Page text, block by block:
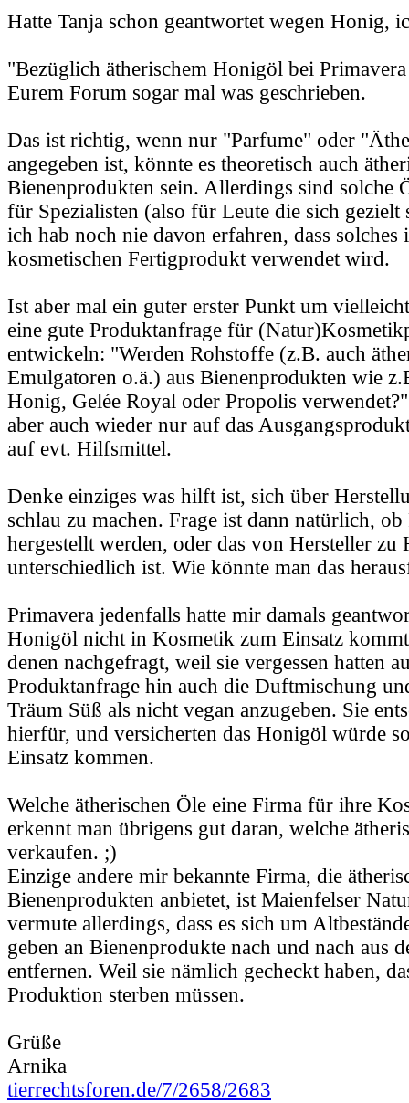
Hatte Tanja schon geantwortet wegen Honig,
"Bezüglich ätherischem Honigöl bei
Eurem Forum sogar mal was geschrieben.
Das ist richtig, wenn nur "Parfume" oder
angegeben ist, könnte es theoretisch auch
Bienenprodukten sein. Allerdings sind solche
für Spezialisten (also für Leute die sich gezielt
ich hab noch nie davon erfahren, dass solches
kosmetischen Fertigprodukt verwendet wird.
Ist aber mal ein guter erster Punkt um
eine gute Produktanfrage für
entwickeln: "Werden Rohstoffe (z.B. auch
Emulgatoren o.ä.) aus Bienenprodukten wie
Honig, Gelée Royal oder Propolis
aber auch wieder nur auf das
auf evt. Hilfsmittel.
Denke einziges was hilft ist, sich über
schlau zu machen. Frage ist dann natürlich,
hergestellt werden, oder das von Hersteller zu
unterschiedlich ist. Wie könnte man das
Primavera jedenfalls hatte mir damals
Honigöl nicht in Kosmetik zum Einsatz
denen nachgefragt, weil sie vergessen hatten
Produktanfrage hin auch die Duftmischung
Träum Süß als nicht vegan anzugeben. Sie
hierfür, und versicherten das Honigöl würde
Einsatz kommen.
Welche ätherischen Öle eine Firma für ihre
erkennt man übrigens gut daran, welche
verkaufen. ;)
Einzige andere mir bekannte Firma, die
Bienenprodukten anbietet, ist Maienfelser
vermute allerdings, dass es sich um
geben an Bienenprodukte nach und nach aus
entfernen. Weil sie nämlich gecheckt haben,
Produktion sterben müssen.
Grüße
Arnika
tierrechtsforen.de/7/2658/2683